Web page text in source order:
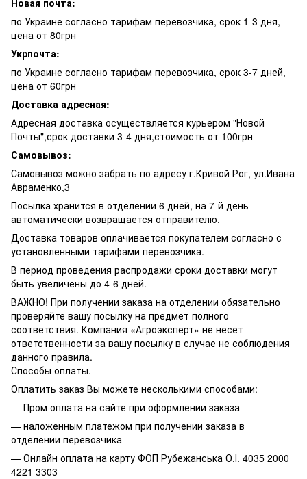
по Украине согласно тарифам перевозчика, срок 1-3 дня,
цена от 80грн
Укрпочта:
по Украине согласно тарифам перевозчика, срок 3-7 дней,
цена от 60грн
Доставка адресная:
Адресная доставка осуществляется курьером "Новой
Почты",срок доставки 3-4 дня,стоимость от 100грн
Самовывоз:
Самовывоз можно забрать по адресу г.Кривой Рог, ул.Ивана
Авраменко,3
Посылка хранится в отделении 6 дней, на 7-й день
автоматически возвращается отправителю.
Доставка товаров оплачивается покупателем согласно с
установленными тарифами перевозчика.
В период проведения распродажи сроки доставки могут
быть увеличены до 4-6 дней.
ВАЖНО! При получении заказа на отделении обязательно
проверяйте вашу посылку на предмет полного
соответствия. Компания «Агроэксперт» не несет
ответственности за вашу посылку в случае не соблюдения
данного правила.
Способы оплаты.
Оплатить заказ Вы можете несколькими способами:
— Пром оплата на сайте при оформлении заказа
— наложенным платежом при получении заказа в
отделении перевозчика
— Онлайн оплата на карту ФОП Рубежанська О.І. 4035 2000
4221 3303